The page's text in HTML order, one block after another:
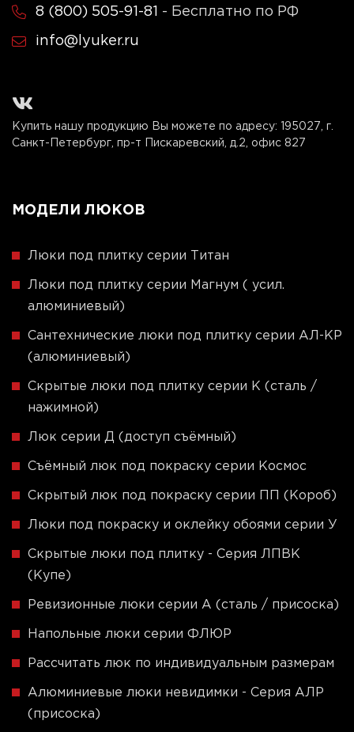
8 (800) 505-91-81 - Бесплатно по РФ
info@lyuker.ru
Купить нашу продукцию Вы можете по адресу:
195027, г.
Санкт-Петербург, пр-т Пискаревский, д.2, офис 827
МОДЕЛИ ЛЮКОВ
Люки под плитку серии Титан
Люки под плитку серии Магнум ( усил.
алюминиевый)
Сантехнические люки под плитку серии АЛ-КР
(алюминиевый)
Скрытые люки под плитку серии K (сталь /
нажимной)
Люк серии Д (доступ съёмный)
Съёмный люк под покраску серии Космос
Скрытый люк под покраску серии ПП (Короб)
Люки под покраску и оклейку обоями серии У
Скрытые люки под плитку - Серия ЛПВК
(Купе)
Ревизионные люки серии A (сталь / присоска)
Напольные люки серии ФЛЮР
Рассчитать люк по индивидуальным размерам
Алюминиевые люки невидимки - Серия АЛР
(присоска)